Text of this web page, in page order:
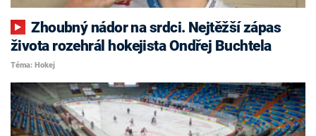
Zhoubný nádor na srdci. Nejtěžší zápas
života rozehrál hokejista Ondřej Buchtela
Téma: Hokej